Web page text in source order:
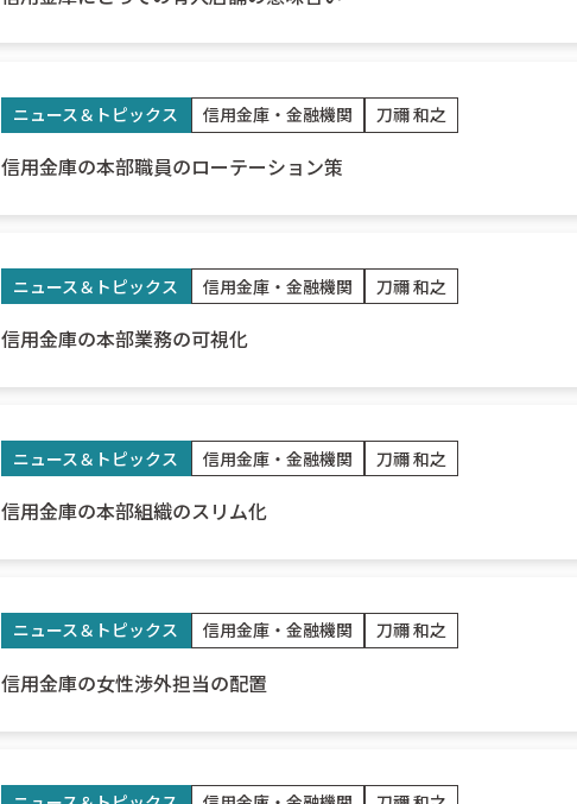
ニュース＆トピックス 信用金庫・金融機関 刀禰 和之
信用金庫の本部職員のローテーション策
ニュース＆トピックス 信用金庫・金融機関 刀禰 和之
信用金庫の本部業務の可視化
ニュース＆トピックス 信用金庫・金融機関 刀禰 和之
信用金庫の本部組織のスリム化
ニュース＆トピックス 信用金庫・金融機関 刀禰 和之
信用金庫の女性渉外担当の配置